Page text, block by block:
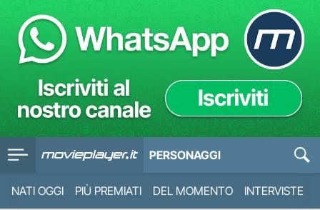
PERSONAGGI
NATI OGGI PIÙ PREMIATI DEL MOMENTO INTERVISTE